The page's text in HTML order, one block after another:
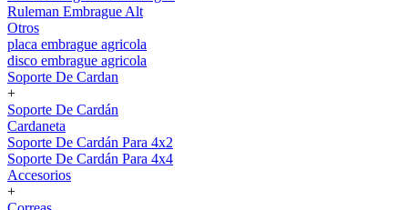
Ruleman Embrague Alt
Otros
placa embrague agricola
disco embrague agricola
Soporte De Cardan
+
Soporte De Cardán
Cardaneta
Soporte De Cardán Para 4x2
Soporte De Cardán Para 4x4
Accesorios
+